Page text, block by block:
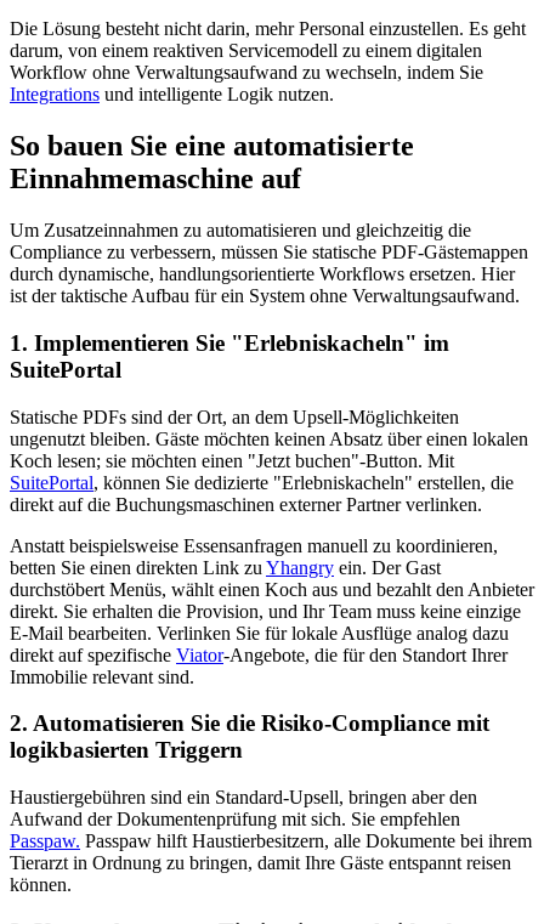
Die Lösung besteht nicht darin, mehr Personal einzustellen. Es geht
darum, von einem reaktiven Servicemodell zu einem digitalen
Workflow ohne Verwaltungsaufwand zu wechseln, indem Sie
Integrations und intelligente Logik nutzen.
So bauen Sie eine automatisierte
Einnahmemaschine auf
Um Zusatzeinnahmen zu automatisieren und gleichzeitig die
Compliance zu verbessern, müssen Sie statische PDF-Gästemappen
durch dynamische, handlungsorientierte Workflows ersetzen. Hier
ist der taktische Aufbau für ein System ohne Verwaltungsaufwand.
1. Implementieren Sie "Erlebniskacheln" im
SuitePortal
Statische PDFs sind der Ort, an dem Upsell-Möglichkeiten
ungenutzt bleiben. Gäste möchten keinen Absatz über einen lokalen
Koch lesen; sie möchten einen "Jetzt buchen"-Button. Mit
SuitePortal, können Sie dedizierte "Erlebniskacheln" erstellen, die
direkt auf die Buchungsmaschinen externer Partner verlinken.
Anstatt beispielsweise Essensanfragen manuell zu koordinieren,
betten Sie einen direkten Link zu Yhangry ein. Der Gast
durchstöbert Menüs, wählt einen Koch aus und bezahlt den Anbieter
direkt. Sie erhalten die Provision, und Ihr Team muss keine einzige
E-Mail bearbeiten. Verlinken Sie für lokale Ausflüge analog dazu
direkt auf spezifische Viator-Angebote, die für den Standort Ihrer
Immobilie relevant sind.
2. Automatisieren Sie die Risiko-Compliance mit
logikbasierten Triggern
Haustiergebühren sind ein Standard-Upsell, bringen aber den
Aufwand der Dokumentenprüfung mit sich. Sie empfehlen
Passpaw. Passpaw hilft Haustierbesitzern, alle Dokumente bei ihrem
Tierarzt in Ordnung zu bringen, damit Ihre Gäste entspannt reisen
können.